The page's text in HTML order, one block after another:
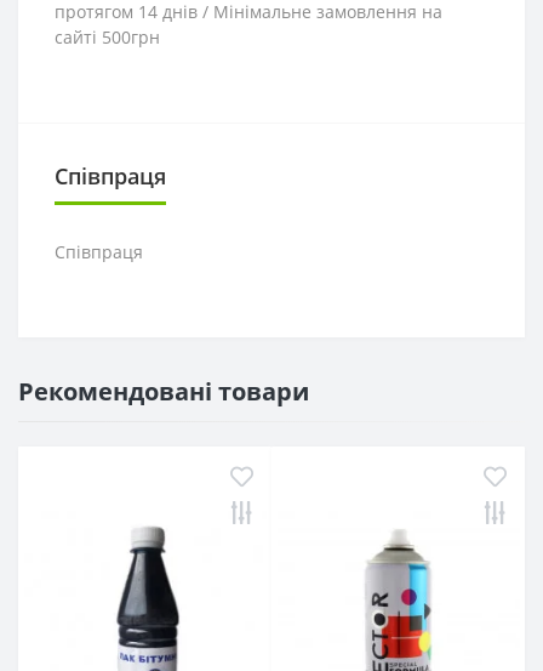
протягом 14 днів / Мінімальне замовлення на
сайті 500грн
Співпраця
Співпраця
Рекомендовані товари